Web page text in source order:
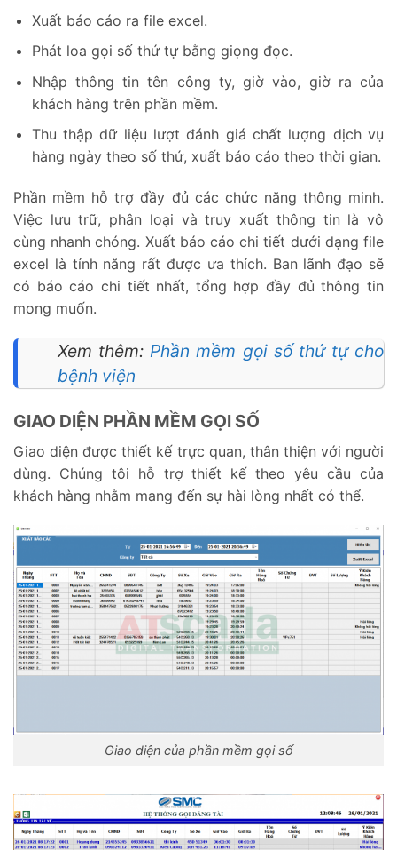
Xuất báo cáo ra file excel.
Phát loa gọi số thứ tự bằng giọng đọc.
Nhập thông tin tên công ty, giờ vào, giờ ra của
khách hàng trên phần mềm.
Thu thập dữ liệu lượt đánh giá chất lượng dịch vụ
hàng ngày theo số thứ, xuất báo cáo theo thời gian.
Phần mềm hỗ trợ đầy đủ các chức năng thông minh.
Việc lưu trữ, phân loại và truy xuất thông tin là vô
cùng nhanh chóng. Xuất báo cáo chi tiết dưới dạng file
excel là tính năng rất được ưa thích. Ban lãnh đạo sẽ
có báo cáo chi tiết nhất, tổng hợp đầy đủ thông tin
mong muốn.
Xem thêm: Phần mềm gọi số thứ tự cho
bệnh viện
GIAO DIỆN PHẦN MỀM GỌI SỐ
Giao diện được thiết kế trực quan, thân thiện với người
dùng. Chúng tôi hỗ trợ thiết kế theo yêu cầu của
khách hàng nhằm mang đến sự hài lòng nhất có thể.
Giao diện của phần mềm gọi số